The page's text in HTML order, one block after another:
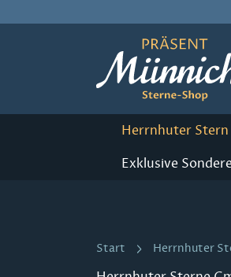
Herrnhuter Stern
Exklusive
Start Herrnhuter